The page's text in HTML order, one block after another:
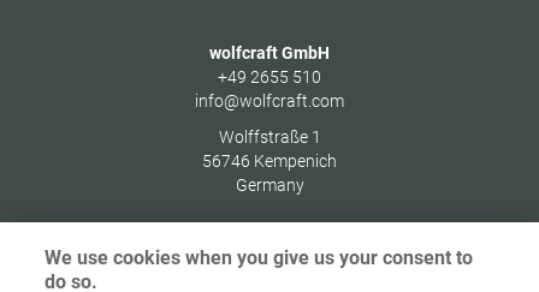
wolfcraft GmbH
+49 2655 510
info@wolfcraft.com
Wolffstraße 1
56746 Kempenich
Germany
We use cookies when you give us your consent to
do so.